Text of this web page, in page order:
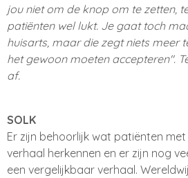
jou niet om de knop om te zetten,
patiënten wel lukt. Je gaat toch
huisarts, maar die zegt niets meer
het gewoon moeten accepteren".
af.
SOLK
Er zijn behoorlijk wat patiënten
verhaal herkennen en er zijn nog
een vergelijkbaar verhaal.